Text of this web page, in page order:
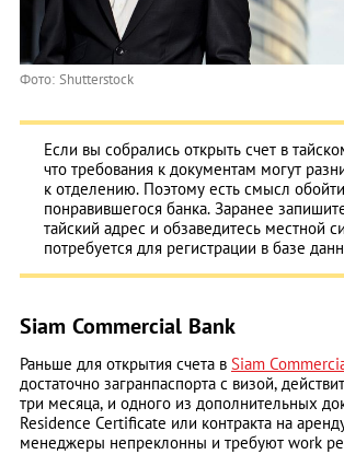
Фото: Shutterstock
Если вы собрались открыть счет в
что требования к документам могут
к отделению. Поэтому есть смысл
понравившегося банка. Заранее
тайский адрес и обзаведитесь местной
потребуется для регистрации в базе
Siam Commercial Bank
Раньше для открытия счета в Siam
достаточно загранпаспорта с визой,
три месяца, и одного из дополнительных
Residence Certificate или контракта на
менеджеры непреклонны и требуют work